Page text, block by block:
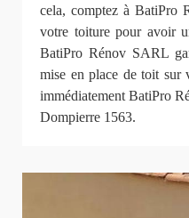
cela, comptez à BatiPro
votre toiture pour avoir
BatiPro Rénov SARL
mise en place de toit sur
immédiatement BatiPro
Dompierre 1563.